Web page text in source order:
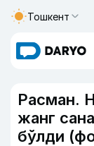
Тошкент
Расман.
жанг
бўлди